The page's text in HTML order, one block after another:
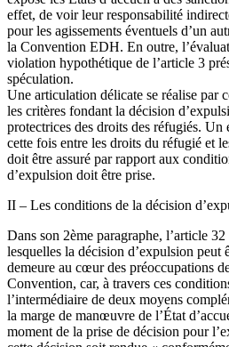
effet, de voir leur responsabilité
pour les agissements éventuels d’un
la Convention EDH. En outre,
violation hypothétique de l’article 3
spéculation.
Une articulation délicate se réalise par
les critères fondant la décision
protectrices des droits des réfugiés.
cette fois entre les droits du réfugié et
doit être assuré par rapport aux
d’expulsion doit être prise.
II – Les conditions de la décision
Dans son 2ème paragraphe, l’article
lesquelles la décision d’expulsion peut
demeure au cœur des préoccupations
Convention, car, à travers ces
l’intermédiaire de deux moyens
la marge de manœuvre de l’État
moment de la prise de décision pour